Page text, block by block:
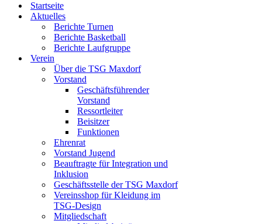
Startseite
Aktuelles
Berichte Turnen
Berichte Basketball
Berichte Laufgruppe
Verein
Über die TSG Maxdorf
Vorstand
Geschäftsführender
Vorstand
Ressortleiter
Beisitzer
Funktionen
Ehrenrat
Vorstand Jugend
Beauftragte für Integration und
Inklusion
Geschäftsstelle der TSG Maxdorf
Vereinsshop für Kleidung im
TSG-Design
Mitgliedschaft